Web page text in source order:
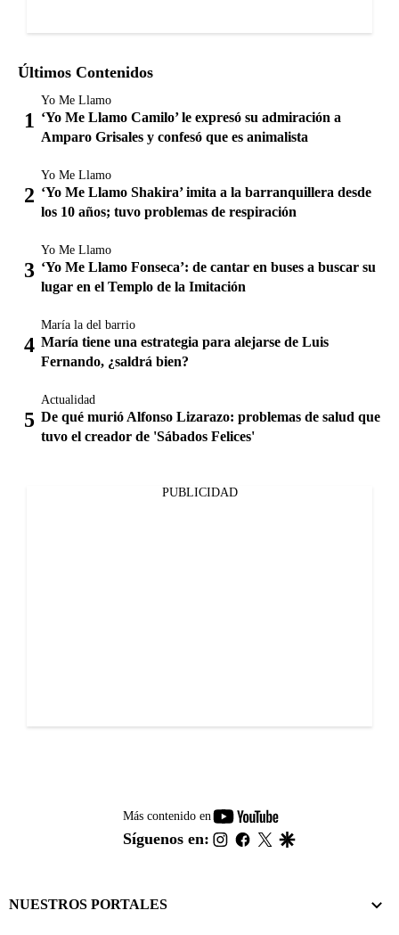
Últimos Contenidos
Yo Me Llamo
‘Yo Me Llamo Camilo’ le expresó su admiración a
Amparo Grisales y confesó que es animalista
Yo Me Llamo
‘Yo Me Llamo Shakira’ imita a la barranquillera desde
los 10 años; tuvo problemas de respiración
Yo Me Llamo
‘Yo Me Llamo Fonseca’: de cantar en buses a buscar su
lugar en el Templo de la Imitación
María la del barrio
María tiene una estrategia para alejarse de Luis
Fernando, ¿saldrá bien?
Actualidad
De qué murió Alfonso Lizarazo: problemas de salud que
tuvo el creador de 'Sábados Felices'
PUBLICIDAD
Más contenido en
youtube-
footer
Síguenos en: instagram
facebook
twitter
NUESTROS PORTALES